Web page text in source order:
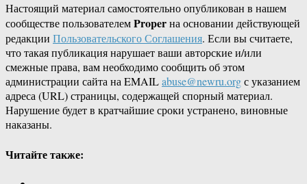
Настоящий материал самостоятельно опубликован в нашем
сообществе пользователемProperна основании действующей
редакции Пользовательского Соглашения. Если вы считаете,
что такая публикация нарушает ваши авторские и/или
смежные права, вам необходимо сообщить об этом
администрации сайта на EMAILabuse@newru.orgс указанием
адреса (URL) страницы, содержащей спорный материал.
Нарушение будет в кратчайшие сроки устранено, виновные
наказаны.
Читайте также: